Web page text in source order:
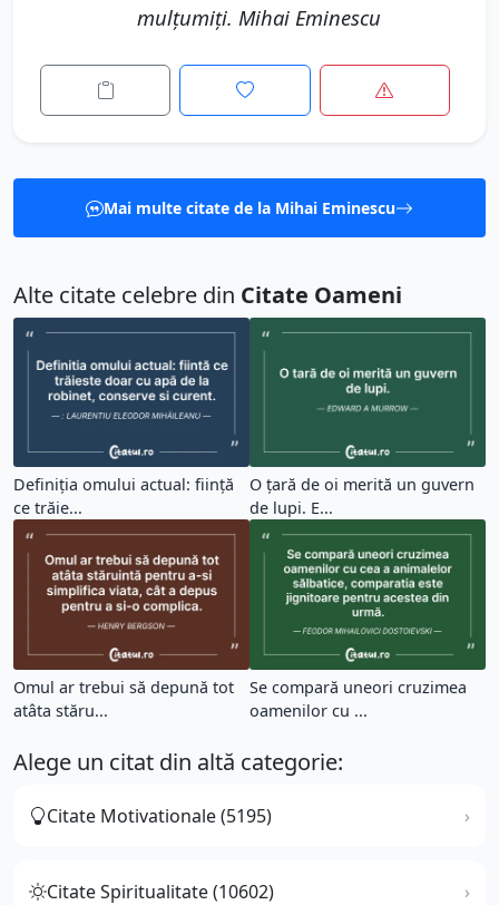
mulțumiți. Mihai Eminescu
Mai multe citate de la Mihai Eminescu
Alte citate celebre din Citate Oameni
Definiția omului actual: ființă
ce trăie...
O țară de oi merită un guvern
de lupi. E...
Omul ar trebui să depună tot
atâta stăru...
Se compară uneori cruzimea
oamenilor cu ...
Alege un citat din altă categorie:
Citate Motivationale (5195)
Citate Spiritualitate (10602)